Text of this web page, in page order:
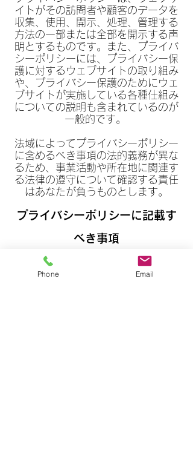
イトがその訪問者や顧客のデータを
収集、使用、開示、処理、管理する
方法の一部または全部を開示する声
明とするものです。また、プライバ
シーポリシーには、プライバシー保
護に対するウェブサイトの取り組み
や、プライバシー保護のためにウェ
ブサイトが実施している各種仕組み
についての説明も含まれているのが
一般的です。
法域によってプライバシーポリシー
に含めるべき事項の法的義務が異な
るため、事業活動や所在地に関連す
る法律の遵守について確認する責任
はあなたが負うものとします。
プライバシーポリシーに記載す
べき事項
一般に、プライバシーポリシーに
は次のような事項が明記されてい
Phone Email